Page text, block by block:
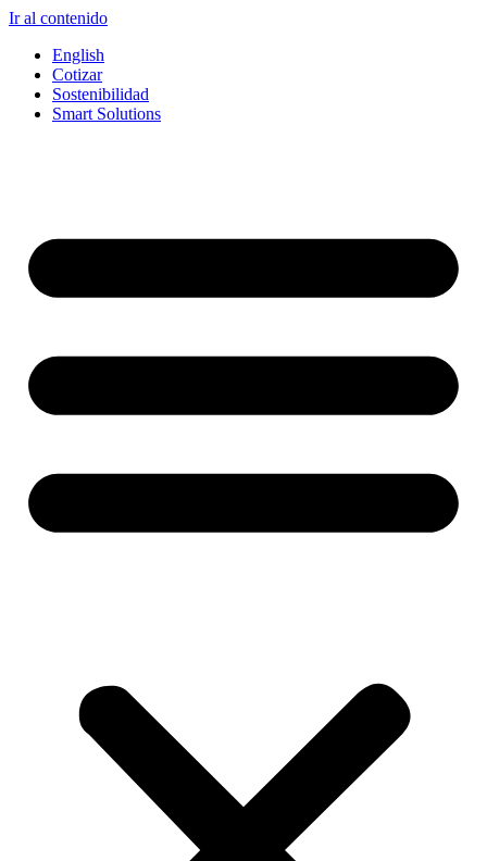
Ir al contenido
English
Cotizar
Sostenibilidad
Smart Solutions